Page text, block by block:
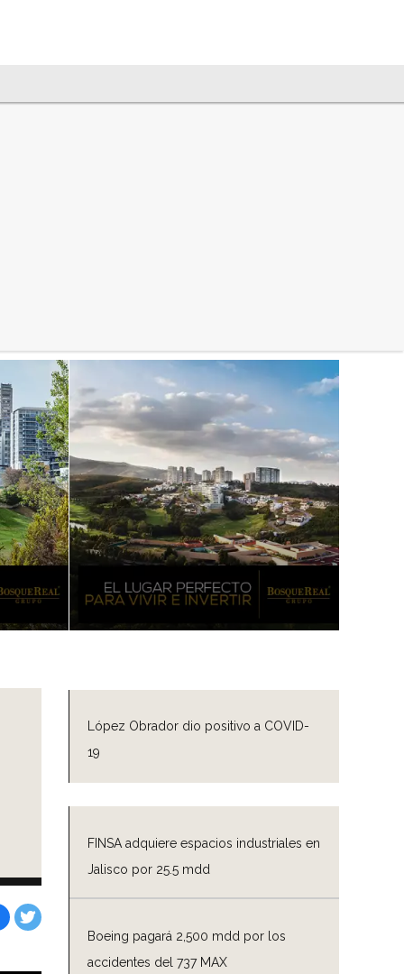
López Obrador dio positivo a COVID-
19
FINSA adquiere espacios industriales en
Jalisco por 25.5 mdd
Boeing pagará 2,500 mdd por los
accidentes del 737 MAX